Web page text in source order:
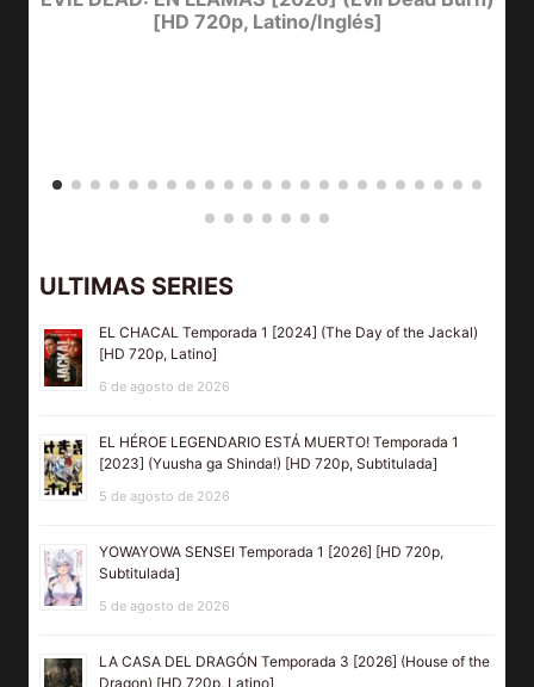
[HD 720p, Latino/Inglés]
ULTIMAS SERIES
EL CHACAL Temporada 1 [2024] (The Day of the Jackal)
[HD 720p, Latino]
6 de agosto de 2026
EL HÉROE LEGENDARIO ESTÁ MUERTO! Temporada 1
[2023] (Yuusha ga Shinda!) [HD 720p, Subtitulada]
5 de agosto de 2026
YOWAYOWA SENSEI Temporada 1 [2026] [HD 720p,
Subtitulada]
5 de agosto de 2026
LA CASA DEL DRAGÓN Temporada 3 [2026] (House of the
Dragon) [HD 720p, Latino]